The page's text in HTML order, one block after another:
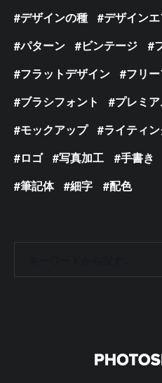
デザインの種
デザイン
パターン
ビンテージ
フラットデザイン
フリ
ブラシフォント
プレミ
モックアップ
ライティ
ロゴ
写真加工 手書き
筆記体
細字 配色